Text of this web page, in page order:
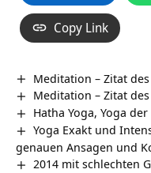
Copy Link
Meditation – Zitat des
Meditation – Zitat des
Hatha Yoga, Yoga
Yoga Exakt und
genauen Ansagen und
2014 mit schlechten